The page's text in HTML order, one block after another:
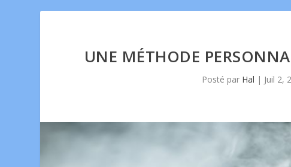
UNE MÉTHODE
Posté par Hal | Juil 2,